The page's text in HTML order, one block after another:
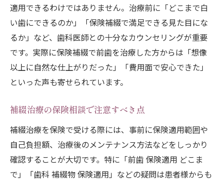
適用できるわけではありません。治療前に「どこまで白
い歯にできるのか」「保険補綴で満足できる見た目にな
るか」など、歯科医師との十分なカウンセリングが重要
です。実際に保険補綴で前歯を治療した方からは「想像
以上に自然な仕上がりだった」「費用面で安心できた」
といった声も寄せられています。
補綴治療の保険相談で注意すべき点
補綴治療を保険で受ける際には、事前に保険適用範囲や
自己負担額、治療後のメンテナンス方法などをしっかり
確認することが大切です。特に「前歯 保険適用 どこま
で」「歯科 補綴物 保険適用」などの疑問は患者様からも